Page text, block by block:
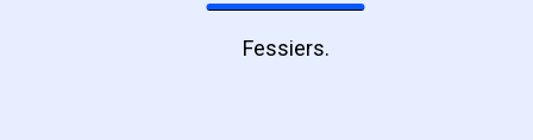
Fessiers.